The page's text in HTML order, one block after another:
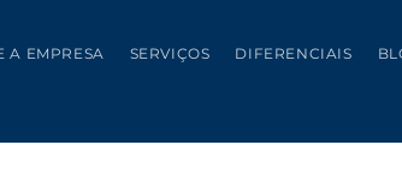
A EMPRESA SERVIÇOS DIFERENCIAIS